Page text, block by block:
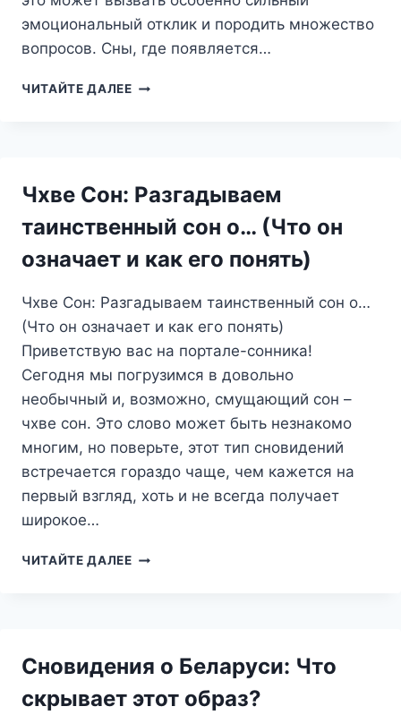
эмоциональный отклик и породить множество
вопросов. Сны, где появляется…
ЧИТАЙТЕ ДАЛЕЕСНЫ
ПОИСК
В
БЕССОЗНАТЕЛЬНОМ
Чхве Сон: Разгадываем
таинственный сон о… (Что он
означает и как его понять)
Чхве Сон: Разгадываем таинственный сон о…
(Что он означает и как его понять)
Приветствую вас на портале-сонника!
Сегодня мы погрузимся в довольно
необычный и, возможно, смущающий сон –
чхве сон. Это слово может быть незнакомо
многим, но поверьте, этот тип сновидений
встречается гораздо чаще, чем кажется на
первый взгляд, хоть и не всегда получает
широкое…
ЧИТАЙТЕ ДАЛЕЕЧХВЕ
(ЧТО
ОЗНАЧАЕТ
Сновидения о Беларуси: Что
скрывает этот образ?